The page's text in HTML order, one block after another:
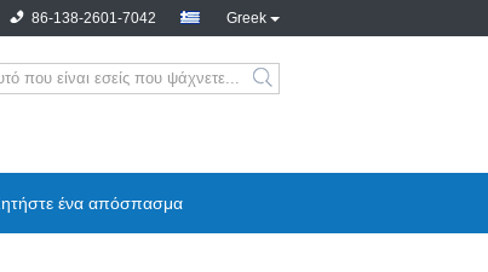
Greek
86-138-2601-7042
ένα απόσπασμα